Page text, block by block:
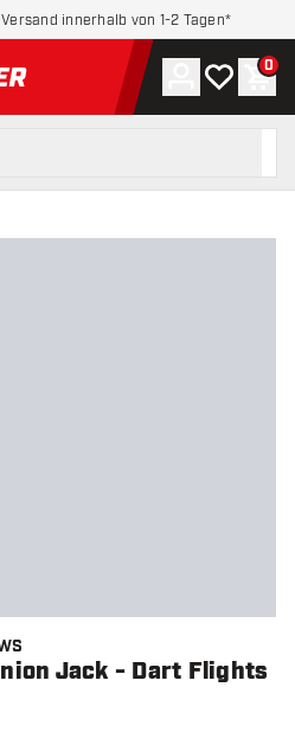
, Versand innerhalb von 1-2 Tagen*
Startseite
Konto
Meine 0
Jack - Dart Flights